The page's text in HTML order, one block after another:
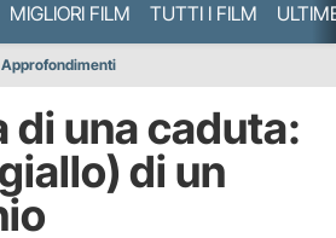
MIGLIORI FILM TUTTI I FILM
Approfondimenti
di una caduta:
di un